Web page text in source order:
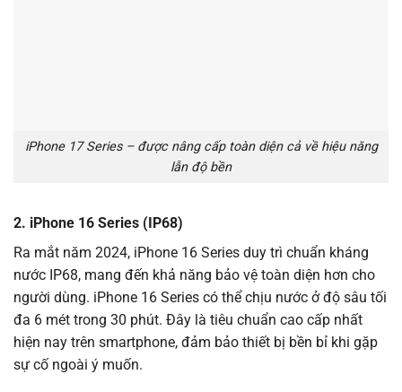
iPhone 17 Series – được nâng cấp toàn diện cả về hiệu năng
lẫn độ bền
2. iPhone 16 Series (IP68)
Ra mắt năm 2024, iPhone 16 Series duy trì chuẩn kháng
nước IP68, mang đến khả năng bảo vệ toàn diện hơn cho
người dùng. iPhone 16 Series có thể chịu nước ở độ sâu tối
đa 6 mét trong 30 phút. Đây là tiêu chuẩn cao cấp nhất
hiện nay trên smartphone, đảm bảo thiết bị bền bỉ khi gặp
sự cố ngoài ý muốn.